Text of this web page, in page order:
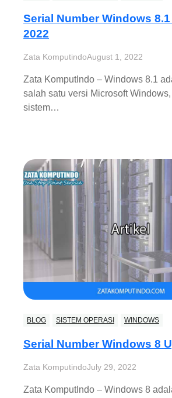
Serial Number Windows
2022
Zata KomputindoAugust 1, 2022
Zata KomputIndo – Windows 8.1
salah satu versi Microsoft
sistem…
BLOG SISTEM OPERASI WINDOWS
Serial Number Windows 8
Zata KomputindoJuly 29, 2022
Zata KomputIndo – Windows 8